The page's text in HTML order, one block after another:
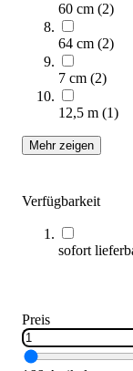
60 cm (2)
64 cm (2)
7 cm (2)
12,5 m (1)
Mehr zeigen
Verfügbarkeit
sofort
Preis
6.350,00 €
Zum Produkt
Längere